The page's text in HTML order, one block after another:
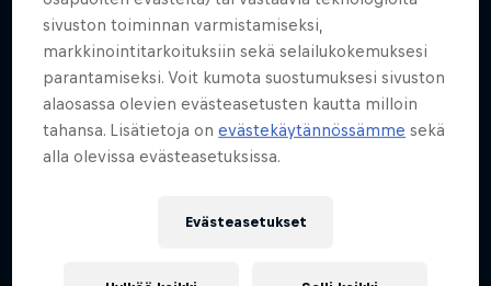
sivuston toiminnan varmistamiseksi,
markkinointitarkoituksiin sekä selailukokemuksesi
parantamiseksi. Voit kumota suostumuksesi sivuston
alaosassa olevien evästeasetusten kautta milloin
tahansa. Lisätietoja onevästekäytännössämme sekä
alla olevissa evästeasetuksissa.
Evästeasetukset